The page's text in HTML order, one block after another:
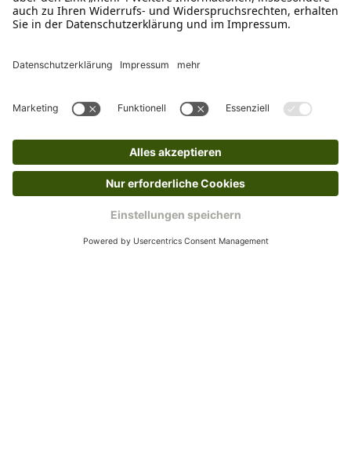
dir in deinem Kundenkonto anfordern. Hast du als
Gast bestellt, schreibe uns eine Email an
Servicezeiten an, dann lassen wir dir ein
Mo – Fr 9 – 17 Uhr, Sa 9 – 13 Uhr